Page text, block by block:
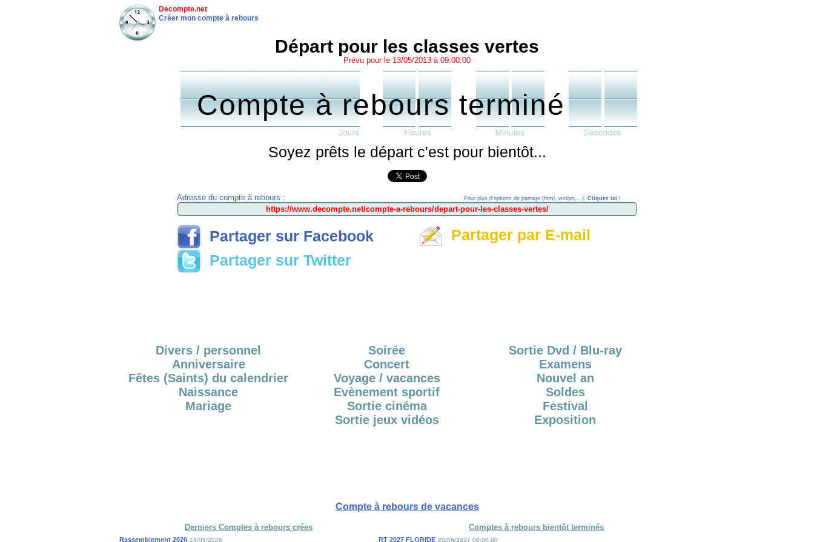
Decompte.net
Créer mon compte à rebours
Départ pour les classes vertes
Prévu pour le 13/05/2013 à 09:00:00
Compte à rebours terminé
Soyez prêts le départ c'est pour bientôt...
Adresse du compte à rebours : Pour plus d'options de partage (html, widget,...), Cliquez ici !
Partager sur Facebook
Partager sur Twitter
Partager par E-mail
Divers / personnel
Anniversaire
Fêtes (Saints) du calendrier
Naissance
Mariage
Soirée
Concert
Voyage / vacances
Evènement sportif
Sortie cinéma
Sortie jeux vidéos
Sortie Dvd / Blu-ray
Examens
Nouvel an
Soldes
Festival
Exposition
Compte à rebours de vacances
Derniers Comptes à rebours crées Comptes à rebours bientôt terminés
Rassemblement 2026 14/05/2026 RT 2027 FLORIDE 20/06/2027 08:00:00